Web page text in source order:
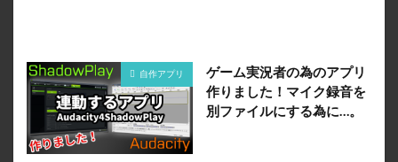
自作アプリ
ゲーム実況者の為のアプリ
作りました！マイク録音を
別ファイルにする為に…。